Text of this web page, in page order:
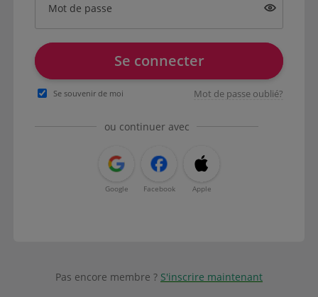
Mot de passe
Se connecter
Se souvenir de moi Mot de passe oublié?
ou continuer avec
Google Facebook Apple
Pas encore membre ? S'inscrire maintenant